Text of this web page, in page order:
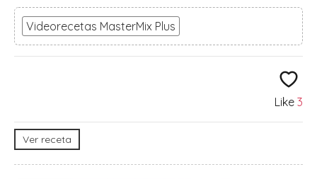
Videorecetas MasterMix Plus
Like 3
Ver receta